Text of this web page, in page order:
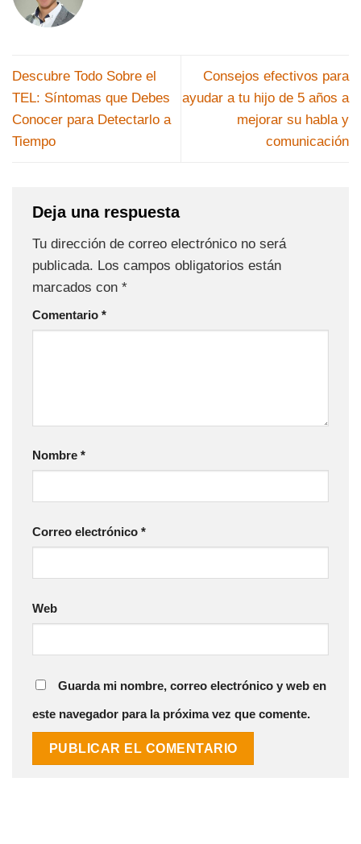
Descubre Todo Sobre el
TEL: Síntomas que Debes
Conocer para Detectarlo a
Tiempo
Consejos efectivos para
ayudar a tu hijo de 5 años a
mejorar su habla y
comunicación
Deja una respuesta
Tu dirección de correo electrónico no será
publicada. Los campos obligatorios están
marcados con *
Comentario *
Nombre *
Correo electrónico *
Web
Guarda mi nombre, correo electrónico y web en
este navegador para la próxima vez que comente.